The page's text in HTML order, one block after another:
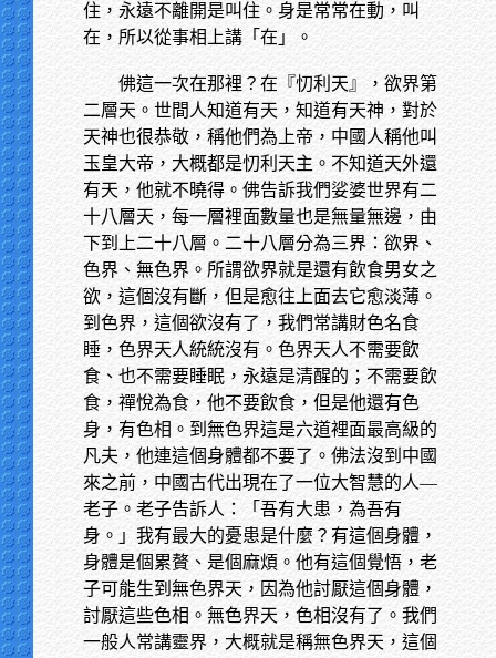
住，永遠不離開是叫住。身是常常在動，叫
在，所以從事相上講「在」。
佛這一次在那裡？在『忉利天』，欲界第
二層天。世間人知道有天，知道有天神，對於
天神也很恭敬，稱他們為上帝，中國人稱他叫
玉皇大帝，大概都是忉利天主。不知道天外還
有天，他就不曉得。佛告訴我們娑婆世界有二
十八層天，每一層裡面數量也是無量無邊，由
下到上二十八層。二十八層分為三界：欲界、
色界、無色界。所謂欲界就是還有飲食男女之
欲，這個沒有斷，但是愈往上面去它愈淡薄。
到色界，這個欲沒有了，我們常講財色名食
睡，色界天人統統沒有。色界天人不需要飲
食、也不需要睡眠，永遠是清醒的；不需要飲
食，禪悅為食，他不要飲食，但是他還有色
身，有色相。到無色界這是六道裡面最高級的
凡夫，他連這個身體都不要了。佛法沒到中國
來之前，中國古代出現在了一位大智慧的人—
老子。老子告訴人：「吾有大患，為吾有
身。」我有最大的憂患是什麼？有這個身體，
身體是個累贅、是個麻煩。他有這個覺悟，老
子可能生到無色界天，因為他討厭這個身體，
討厭這些色相。無色界天，色相沒有了。我們
一般人常講靈界，大概就是稱無色界天，這個